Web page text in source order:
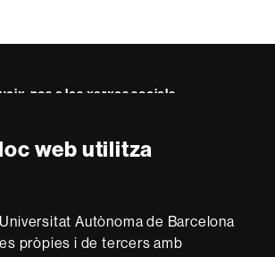
web utilitza
Autònoma de Barcelona
pròpies i de tercers amb
nos a les xarxes socials
internacional de l'excel·lència
in
Research